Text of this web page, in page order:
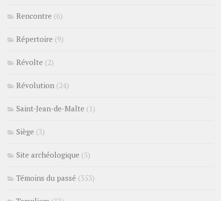
Rencontre (6)
Répertoire (9)
Révolte (2)
Révolution (24)
Saint-Jean-de-Malte (1)
Siège (3)
Site archéologique (5)
Témoins du passé (353)